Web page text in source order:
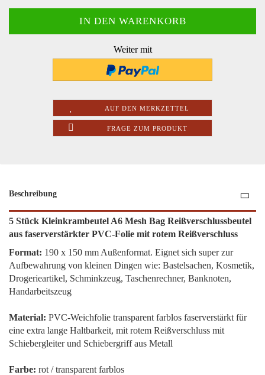
Weiter mit
AUF DEN MERKZETTEL
FRAGE ZUM PRODUKT
Beschreibung
5 Stück Kleinkrambeutel A6 Mesh Bag Reißverschlussbeutel
aus faserverstärkter PVC-Folie mit rotem Reißverschluss
Format: 190 x 150 mm Außenformat. Eignet sich super zur
Aufbewahrung von kleinen Dingen wie: Bastelsachen, Kosmetik,
Drogerieartikel, Schminkzeug, Taschenrechner, Banknoten,
Handarbeitszeug
Material: PVC-Weichfolie transparent farblos faserverstärkt für
eine extra lange Haltbarkeit, mit rotem Reißverschluss mit
Schiebergleiter und Schiebergriff aus Metall
Farbe: rot / transparent farblos